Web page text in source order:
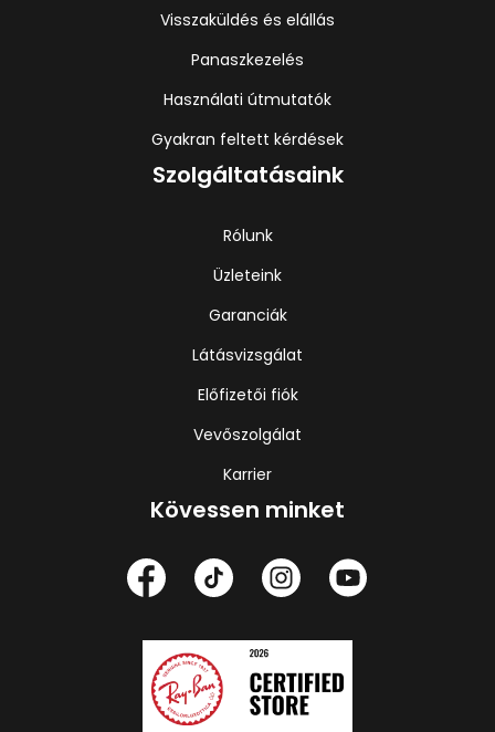
Visszaküldés és elállás
Panaszkezelés
Használati útmutatók
Gyakran feltett kérdések
Szolgáltatásaink
Rólunk
Üzleteink
Garanciák
Látásvizsgálat
Előfizetői fiók
Vevőszolgálat
Karrier
Kövessen minket